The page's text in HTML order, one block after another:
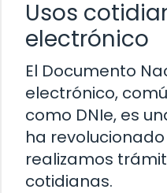
Usos
electrónico
El Documento
electrónico,
como DNIe, es
ha
realizamos
cotidianas.